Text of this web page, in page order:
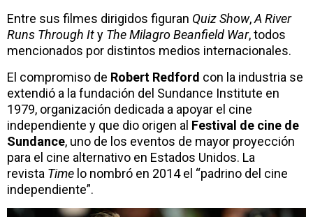
Entre sus filmes dirigidos figuran Quiz Show,A River
Runs Through Ity The Milagro Beanfield War, todos
mencionados por distintos medios internacionales.
El compromiso de Robert Redford con la industria se
extendió a la fundación del Sundance Institute en
1979, organización dedicada a apoyar el cine
independiente y que dio origen al Festival de cine de
Sundance, uno de los eventos de mayor proyección
para el cine alternativo en Estados Unidos. La
revista Time lo nombró en 2014 el “padrino del cine
independiente”.